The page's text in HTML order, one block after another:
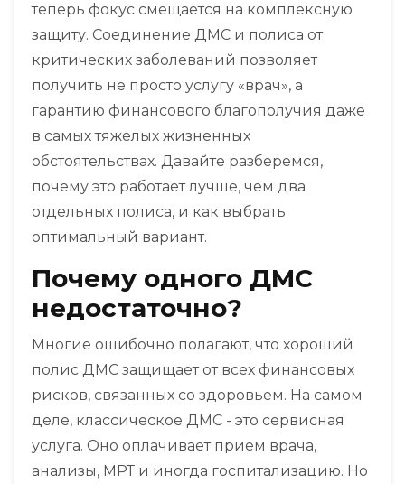
теперь фокус смещается на комплексную
защиту. Соединение ДМС и полиса от
критических заболеваний позволяет
получить не просто услугу «врач», а
гарантию финансового благополучия даже
в самых тяжелых жизненных
обстоятельствах. Давайте разберемся,
почему это работает лучше, чем два
отдельных полиса, и как выбрать
оптимальный вариант.
Почему одного ДМС
недостаточно?
Многие ошибочно полагают, что хороший
полис ДМС защищает от всех финансовых
рисков, связанных со здоровьем. На самом
деле, классическое ДМС - это сервисная
услуга. Оно оплачивает прием врача,
анализы, МРТ и иногда госпитализацию. Но